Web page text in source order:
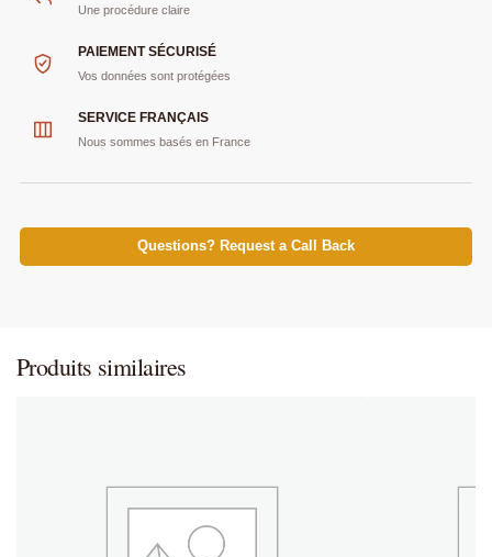
Une procédure claire
PAIEMENT SÉCURISÉ
Vos données sont protégées
SERVICE FRANÇAIS
Nous sommes basés en France
Questions? Request a Call Back
Produits similaires